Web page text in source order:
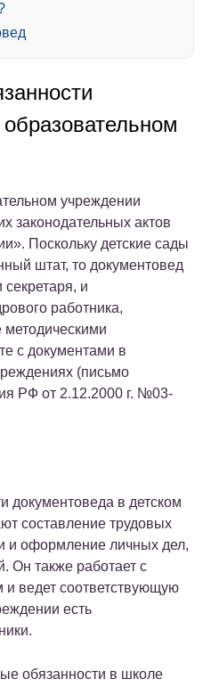
учреждении
законодательных актов
Поскольку детские сады
штат, то документовед
и
работника,
методическими
с документами в
(письмо
РФ от 2.12.2000 г. №03-
документоведа в детском
составление трудовых
и оформление личных дел,
Он также работает с
и ведет соответствующую
есть
обязанности в школе